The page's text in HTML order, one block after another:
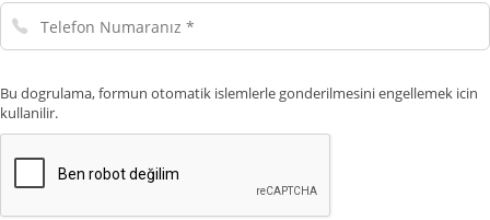
Telefon
Numaranız
Bu dogrulama, formun otomatik islemlerle gonderilmesini engellemek icin
kullanilir.